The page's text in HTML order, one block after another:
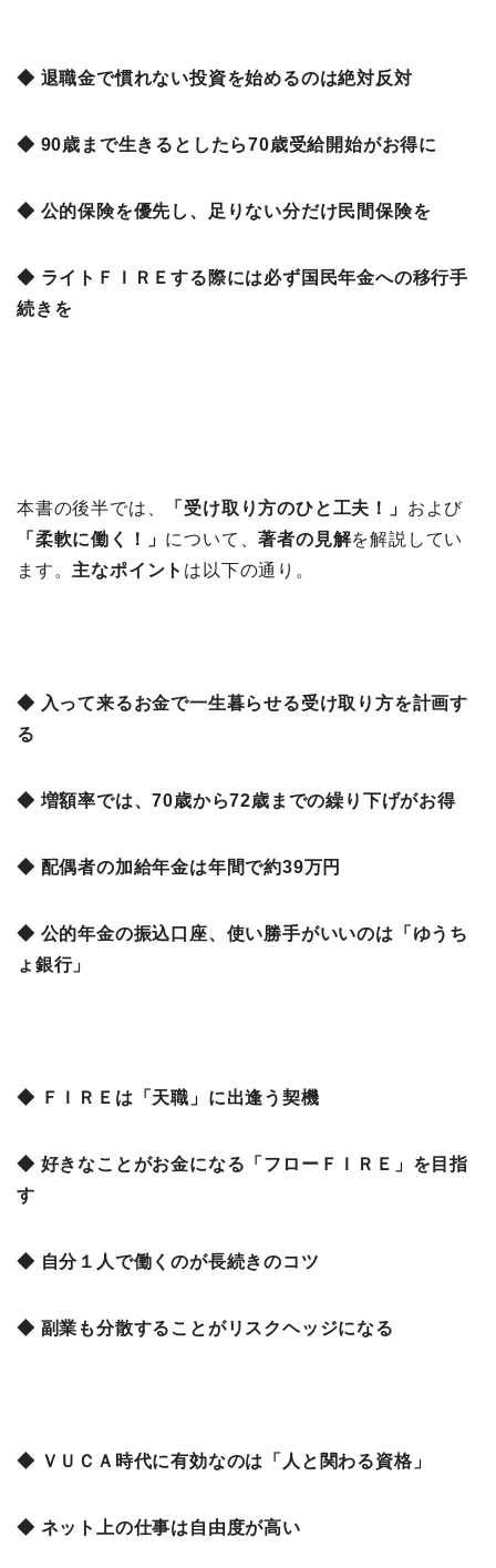
◆ 退職金で慣れない投資を始めるのは絶対反対
◆ 90歳まで生きるとしたら70歳受給開始がお得に
◆ 公的保険を優先し、足りない分だけ民間保険を
◆ ライトＦＩＲＥする際には必ず国民年金への移行手
続きを
本書の後半では、 「受け取り方のひと工夫！」 および
「 柔軟に働く！」 について、著者の見解を解説してい
ます。 主なポイント は以下の通り。
◆ 入って来るお金で一生暮らせる受け取り方を計画す
る
◆ 増額率では、70歳から72歳までの繰り下げがお得
◆ 配偶者の加給年金は年間で約39万円
◆ 公的年金の振込口座、使い勝手がいいのは「ゆうち
ょ銀行」
◆ ＦＩＲＥは「天職」に出逢う契機
◆ 好きなことがお金になる「フローＦＩＲＥ」を目指
す
◆ 自分１人で働くのが長続きのコツ
◆ 副業も分散することがリスクヘッジになる
◆ ＶＵＣＡ時代に有効なのは「人と関わる資格」
◆ ネット上の仕事は自由度が高い